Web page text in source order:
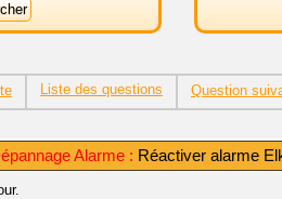
Liste des questions Question
Alarme : Réactiver alarme